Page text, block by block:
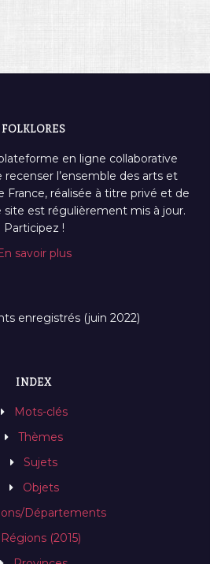
FOLKLORES
en ligne collaborative
l’ensemble des arts et
France, réalisée à titre privé et de
site est régulièrement mis à jour.
Participez !
savoir plus
enregistrés (juin 2022)
INDEX
Mots-clés
Thèmes
Sujets
Objets
Départements
Régions (2015)